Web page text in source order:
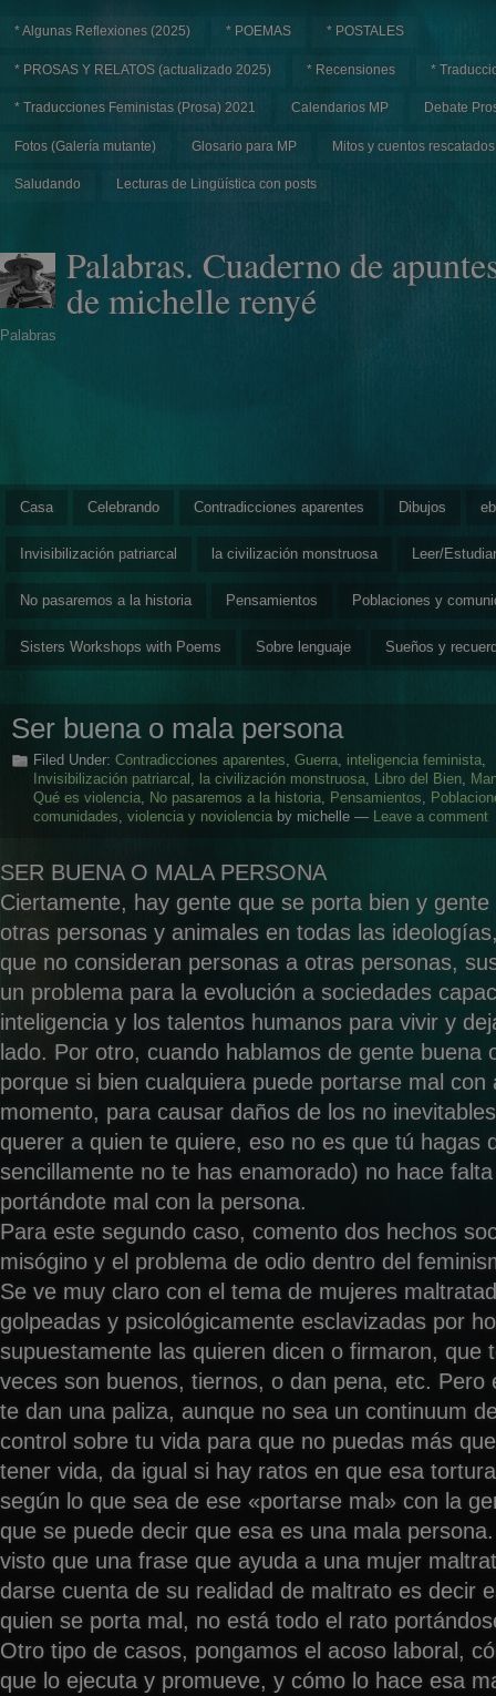
* Algunas Reflexiones (2025) * POEMAS * POSTALES
* PROSAS Y RELATOS (actualizado 2025) * Recensiones *
* Traducciones Feministas (Prosa) 2021 Calendarios MP Debate
Fotos (Galería mutante) Glosario para MP Mitos y cuentos rescatados
Saludando Lecturas de Lingüística con posts
Palabras. Cuaderno de
de michelle renyé
Palabras
Casa Celebrando Contradicciones aparentes Dibujos
Invisibilización patriarcal la civilización monstruosa Leer/Estudiar
No pasaremos a la historia Pensamientos Poblaciones y
Sisters Workshops with Poems Sobre lenguaje Sueños y
Ser buena o mala persona
Filed Under: Contradicciones aparentes, Guerra, inteligencia feminista,
Invisibilización patriarcal , la civilización monstruosa, Libro del Bien,
Qué es violencia, No pasaremos a la historia, Pensamientos,
comunidades, violencia y noviolencia by michelle — Leave a comment
SER BUENA O MALA PERSONA
Ciertamente, hay gente que se porta bien y
otras personas y animales en todas las
que no consideran personas a otras personas,
un problema para la evolución a sociedades
inteligencia y los talentos humanos para vivir y
lado. Por otro, cuando hablamos de gente buena
porque si bien cualquiera puede portarse mal con
momento, para causar daños de los no
querer a quien te quiere, eso no es que tú hagas
sencillamente no te has enamorado) no hace
portándote mal con la persona.
Para este segundo caso, comento dos hechos
misógino y el problema de odio dentro del
Se ve muy claro con el tema de mujeres
golpeadas y psicológicamente esclavizadas por
supuestamente las quieren dicen o firmaron, que
veces son buenos, tiernos, o dan pena, etc. Pero
te dan una paliza, aunque no sea un continuum
control sobre tu vida para que no puedas más
tener vida, da igual si hay ratos en que esa
según lo que sea de ese «portarse mal» con la
que se puede decir que esa es una mala
visto que una frase que ayuda a una mujer
darse cuenta de su realidad de maltrato es decir
quien se porta mal, no está todo el rato
Otro tipo de casos, pongamos el acoso laboral,
que lo ejecuta y promueve, y cómo lo hace esa